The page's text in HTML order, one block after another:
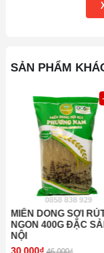
bộ phỉnh
SẢN PHẨM
MIẾN DONG SỢI
NGON 400G ĐẶC
NỘI
30.000₫